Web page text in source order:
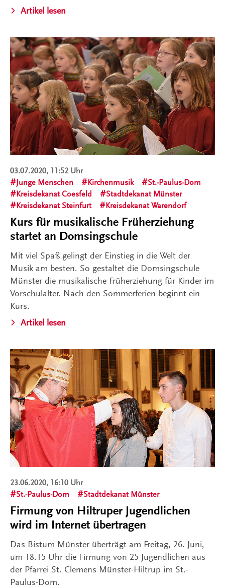
Artikel lesen
03.07.2020, 11:52 Uhr
Junge Menschen
Kirchenmusik
St.-Paulus-Dom
Kreisdekanat Coesfeld
Stadtdekanat Münster
Kreisdekanat Steinfurt
Kreisdekanat Warendorf
Kurs für musikalische Früherziehung
startet an Domsingschule
Mit viel Spaß gelingt der Einstieg in die Welt der
Musik am besten. So gestaltet die Domsingschule
Münster die musikalische Früherziehung für Kinder im
Vorschulalter. Nach den Sommerferien beginnt ein
Kurs.
Artikel lesen
23.06.2020, 16:10 Uhr
St.-Paulus-Dom
Stadtdekanat Münster
Firmung von Hiltruper Jugendlichen
wird im Internet übertragen
Das Bistum Münster überträgt am Freitag, 26. Juni,
um 18.15 Uhr die Firmung von 25 Jugendlichen aus
der Pfarrei St. Clemens Münster-Hiltrup im St.-
Paulus-Dom.